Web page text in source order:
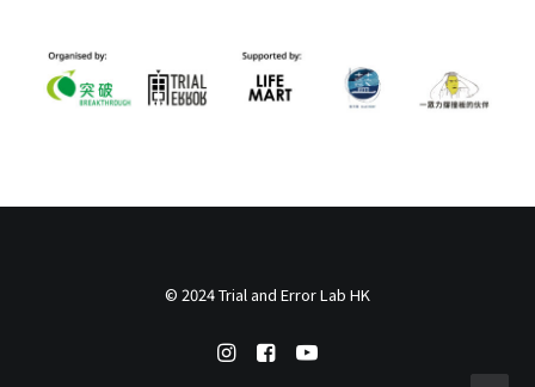
© 2024 Trial and Error Lab HK